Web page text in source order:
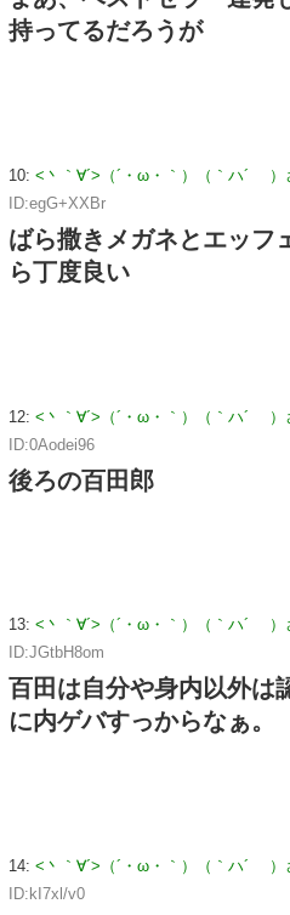
持ってるだろうが
10: <丶｀∀´>（´・ω・｀）（｀ハ´ ）
ID:egG+XXBr
ばら撒きメガネとエッフ
ら丁度良い
12: <丶｀∀´>（´・ω・｀）（｀ハ´ ）
ID:0Aodei96
後ろの百田郎
13: <丶｀∀´>（´・ω・｀）（｀ハ´ ）
ID:JGtbH8om
百田は自分や身内以外は
に内ゲバすっからなぁ。
14: <丶｀∀´>（´・ω・｀）（｀ハ´ ）
ID:kI7xl/v0